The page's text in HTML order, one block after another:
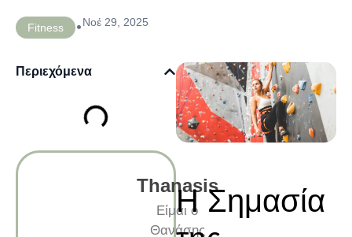
Fitness •Νοέ 29, 2025
Περιεχόμενα
Thanasis
Είμαι ο
Θανάσης
Η Σημασία